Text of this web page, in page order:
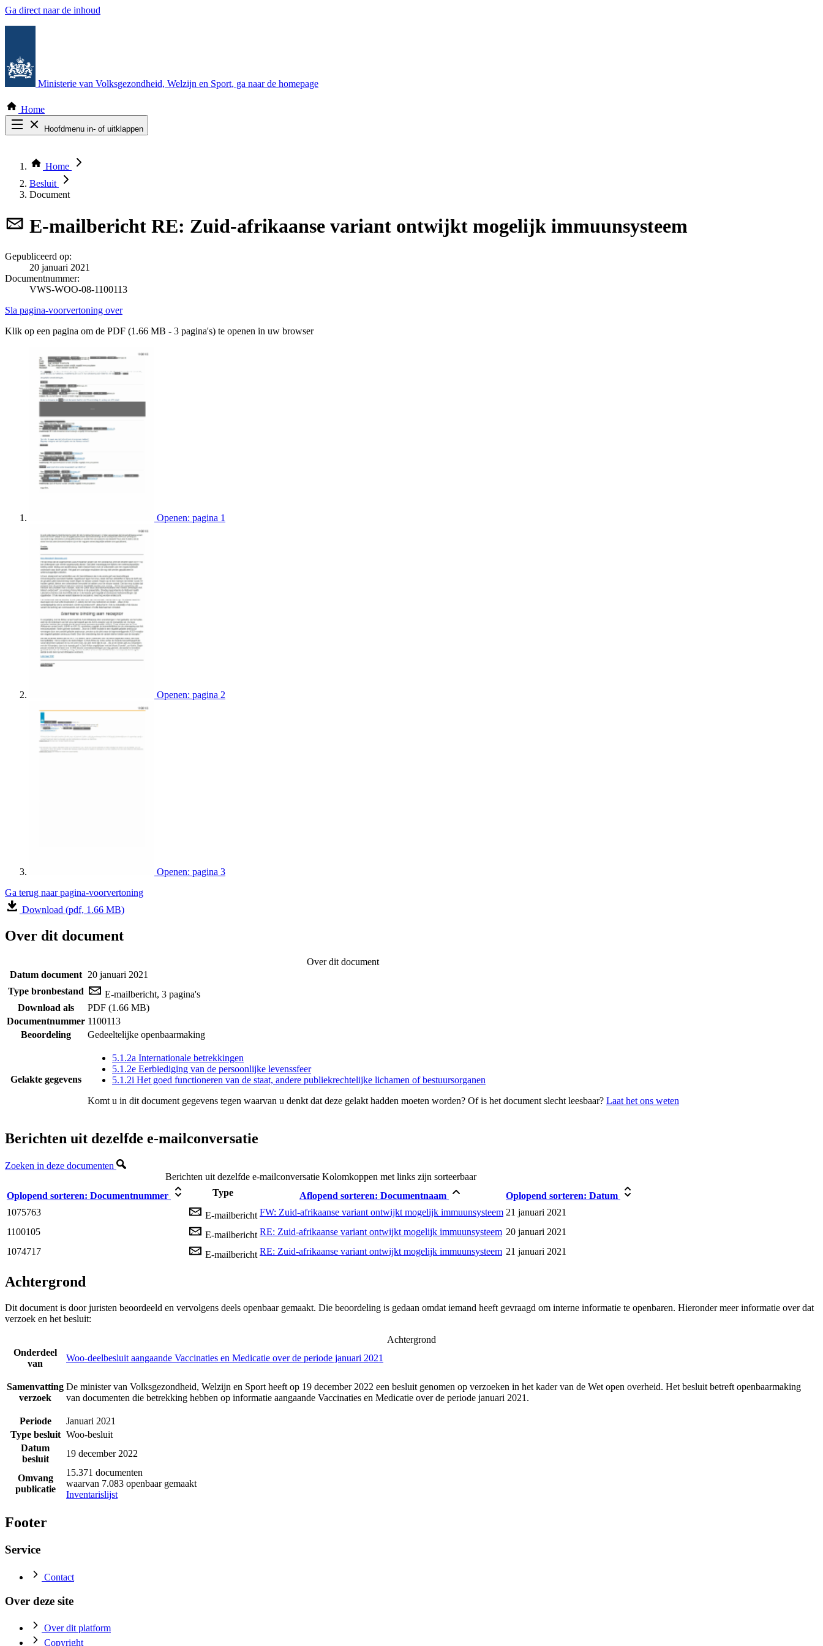
Ga direct naar de inhoud
Ministerie van Volksgezondheid, Welzijn en Sport, ga naar de homepage
Home
Hoofdmenu in- of uitklappen
Thema COVID-19
Bekijk per bestuursorgaan
Home
Besluit
Document
E-mailbericht RE: Zuid-afrikaanse variant ontwijkt mogelijk immuunsysteem
Gepubliceerd op:
20 januari 2021
Documentnummer:
VWS-WOO-08-1100113
Sla pagina-voorvertoning over
Klik op een pagina om de PDF (1.66 MB - 3 pagina's) te openen in uw browser
Openen: pagina 1
Openen: pagina 2
Openen: pagina 3
Ga terug naar pagina-voorvertoning
Download (pdf, 1.66 MB)
Over dit document
Over dit document
Datum document 20 januari 2021
Type bronbestand
E-mailbericht, 3 pagina's
Download als
PDF (1.66 MB)
Documentnummer 1100113
Beoordeling
Gedeeltelijke openbaarmaking
Gelakte gegevens
5.1.2a Internationale betrekkingen
5.1.2e Eerbiediging van de persoonlijke levenssfeer
5.1.2i Het goed functioneren van de staat, andere publiekrechtelijke lichamen of bestuursorganen
Komt u in dit document gegevens tegen waarvan u denkt dat deze gelakt hadden moeten worden? Of is het document slecht leesbaar? Laat het ons weten
Berichten uit dezelfde e-mailconversatie
Zoeken in deze documenten
Berichten uit dezelfde e-mailconversatie Kolomkoppen met links zijn sorteerbaar
Oplopend sorteren: Documentnummer Type Aflopend sorteren: Documentnaam Oplopend sorteren: Datum
1075763
E-mailbericht FW: Zuid-afrikaanse variant ontwijkt mogelijk immuunsysteem 21 januari 2021
1100105
E-mailbericht RE: Zuid-afrikaanse variant ontwijkt mogelijk immuunsysteem 20 januari 2021
1074717
E-mailbericht RE: Zuid-afrikaanse variant ontwijkt mogelijk immuunsysteem 21 januari 2021
Achtergrond
Dit document is door juristen beoordeeld en vervolgens deels openbaar gemaakt. Die beoordeling is gedaan omdat iemand heeft gevraagd om interne informatie te openbaren. Hieronder meer informatie over dat
verzoek en het besluit:
Achtergrond
Onderdeel
van
Woo-deelbesluit aangaande Vaccinaties en Medicatie over de periode januari 2021
Samenvatting
verzoek
De minister van Volksgezondheid, Welzijn en Sport heeft op 19 december 2022 een besluit genomen op verzoeken in het kader van de Wet open overheid. Het besluit betreft openbaarmaking
van documenten die betrekking hebben op informatie aangaande Vaccinaties en Medicatie over de periode januari 2021.
Periode
Januari 2021
Type besluit Woo-besluit
Datum
besluit
19 december 2022
Omvang
publicatie
15.371 documenten
waarvan 7.083 openbaar gemaakt
Inventarislijst
Footer
Service
Contact
Over deze site
Over dit platform
Copyright